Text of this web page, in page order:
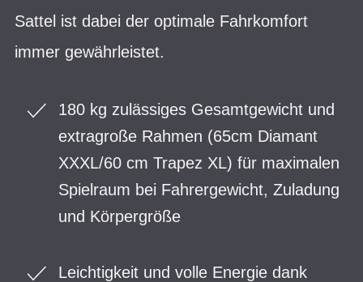
Sattel ist dabei der optimale Fahrkomfort
immer gewährleistet.
180 kg zulässiges Gesamtgewicht und
extragroße Rahmen (65cm Diamant
XXXL/60 cm Trapez XL) für maximalen
Spielraum bei Fahrergewicht, Zuladung
und Körpergröße
Leichtigkeit und volle Energie dank